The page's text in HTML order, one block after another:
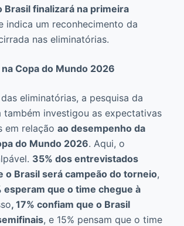
Brasil finalizará na primeira
indica um reconhecimento da
nas eliminatórias.
Copa do Mundo 2026
eliminatórias, a pesquisa da
também investigou as expectativas
em relação ao desempenho da
do Mundo 2026. Aqui, o
35% dos entrevistados
o Brasil será campeão do torneio,
esperam que o time chegue à
, 17% confiam que o Brasil
, e 15% pensam que o time